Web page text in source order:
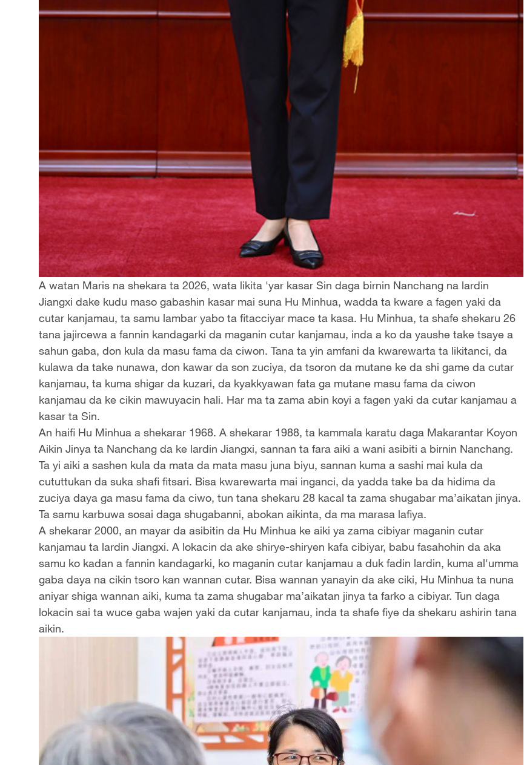
A watan Maris na shekara ta 2026, wata likita 'yar kasar Sin daga birnin Nanchang na lardin
Jiangxi dake kudu maso gabashin kasar mai suna Hu Minhua, wadda ta kware a fagen yaki da
cutar kanjamau, ta samu lambar yabo ta fitacciyar mace ta kasa. Hu Minhua, ta shafe shekaru 26
tana jajircewa a fannin kandagarki da maganin cutar kanjamau, inda a ko da yaushe take tsaye a
sahun gaba, don kula da masu fama da ciwon. Tana ta yin amfani da kwarewarta ta likitanci, da
kulawa da take nunawa, don kawar da son zuciya, da tsoron da mutane ke da shi game da cutar
kanjamau, ta kuma shigar da kuzari, da kyakkyawan fata ga mutane masu fama da ciwon
kanjamau da ke cikin mawuyacin hali. Har ma ta zama abin koyi a fagen yaki da cutar kanjamau a
kasar ta Sin.
An haifi Hu Minhua a shekarar 1968. A shekarar 1988, ta kammala karatu daga Makarantar Koyon
Aikin Jinya ta Nanchang da ke lardin Jiangxi, sannan ta fara aiki a wani asibiti a birnin Nanchang.
Ta yi aiki a sashen kula da mata da mata masu juna biyu, sannan kuma a sashi mai kula da
cututtukan da suka shafi fitsari. Bisa kwarewarta mai inganci, da yadda take ba da hidima da
zuciya daya ga masu fama da ciwo, tun tana shekaru 28 kacal ta zama shugabar ma’aikatan jinya.
Ta samu karbuwa sosai daga shugabanni, abokan aikinta, da ma marasa lafiya.
A shekarar 2000, an mayar da asibitin da Hu Minhua ke aiki ya zama cibiyar maganin cutar
kanjamau ta lardin Jiangxi. A lokacin da ake shirye-shiryen kafa cibiyar, babu fasahohin da aka
samu ko kadan a fannin kandagarki, ko maganin cutar kanjamau a duk fadin lardin, kuma al'umma
gaba daya na cikin tsoro kan wannan cutar. Bisa wannan yanayin da ake ciki, Hu Minhua ta nuna
aniyar shiga wannan aiki, kuma ta zama shugabar ma’aikatan jinya ta farko a cibiyar. Tun daga
lokacin sai ta wuce gaba wajen yaki da cutar kanjamau, inda ta shafe fiye da shekaru ashirin tana
aikin.